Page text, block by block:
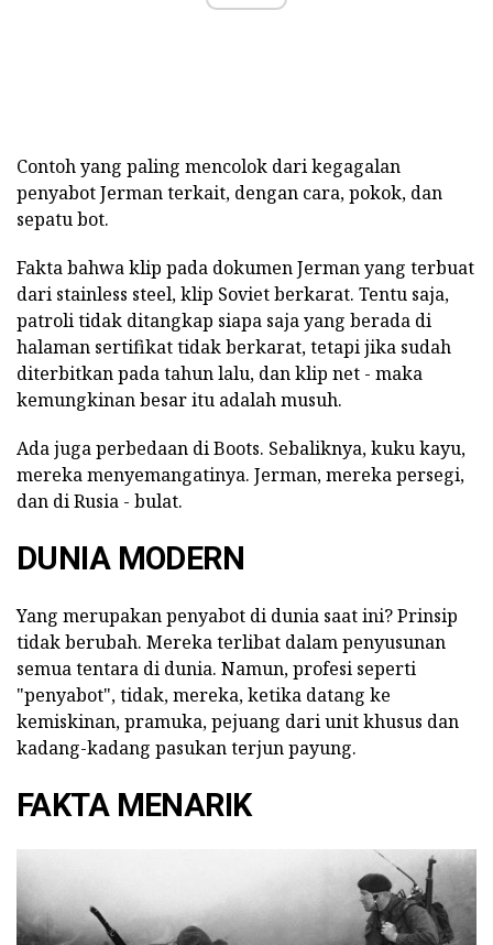
Contoh yang paling mencolok dari kegagalan
penyabot Jerman terkait, dengan cara, pokok, dan
sepatu bot.
Fakta bahwa klip pada dokumen Jerman yang terbuat
dari stainless steel, klip Soviet berkarat. Tentu saja,
patroli tidak ditangkap siapa saja yang berada di
halaman sertifikat tidak berkarat, tetapi jika sudah
diterbitkan pada tahun lalu, dan klip net - maka
kemungkinan besar itu adalah musuh.
Ada juga perbedaan di Boots. Sebaliknya, kuku kayu,
mereka menyemangatinya. Jerman, mereka persegi,
dan di Rusia - bulat.
DUNIA MODERN
Yang merupakan penyabot di dunia saat ini? Prinsip
tidak berubah. Mereka terlibat dalam penyusunan
semua tentara di dunia. Namun, profesi seperti
"penyabot", tidak, mereka, ketika datang ke
kemiskinan, pramuka, pejuang dari unit khusus dan
kadang-kadang pasukan terjun payung.
FAKTA MENARIK